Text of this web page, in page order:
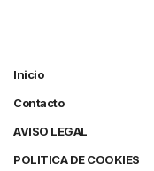
Inicio
Contacto
AVISO LEGAL
POLITICA DE COOKIES